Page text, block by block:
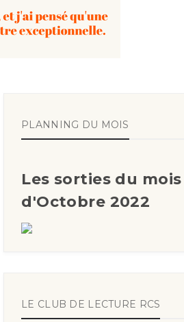
PLANNING DU MOIS
Les sorties du mois
d'Octobre 2022
LE CLUB DE LECTURE RCS